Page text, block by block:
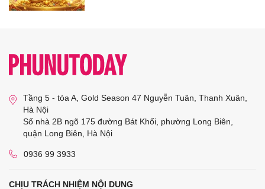
Tầng 5 - tòa A, Gold Season 47 Nguyễn Tuân, Thanh Xuân,
Hà Nội
Số nhà 2B ngõ 175 đường Bát Khối, phường Long Biên,
quận Long Biên, Hà Nội
0936 99 3933
CHỊU TRÁCH NHIỆM NỘI DUNG